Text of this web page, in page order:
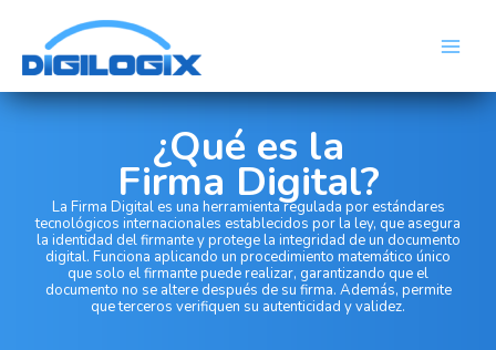
content
¿Qué es la
Firma Digital?
La Firma Digital es una herramienta regulada por estándares
tecnológicos internacionales establecidos por la ley, que asegura
la identidad del firmante y protege la integridad de un documento
digital. Funciona aplicando un procedimiento matemático único
que solo el firmante puede realizar, garantizando que el
documento no se altere después de su firma. Además, permite
que terceros verifiquen su autenticidad y validez.